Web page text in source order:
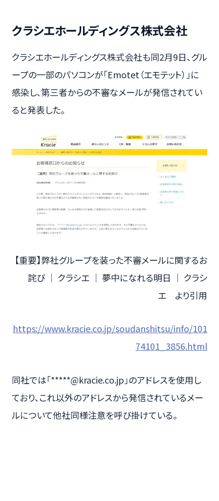
クラシエホールディングス株式会社
クラシエホールディングス株式会社も同2月9日、グル
ープの一部のパソコンが「Emotet（エモテット）」に
感染し、第三者からの不審なメールが発信されてい
ると発表した。
【重要】弊社グループを装った不審メールに関するお
詫び ｜ クラシエ ｜ 夢中になれる明日 ｜ クラシ
エ より引用
https://www.kracie.co.jp/soudanshitsu/info/101
74101_3856.html
同社では「*****@kracie.co.jp」のアドレスを使用し
ており、これ以外のアドレスから発信されているメー
ルについて他社同様注意を呼び掛けている。